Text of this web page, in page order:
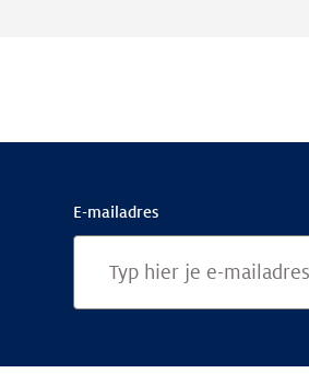
E-mailadres